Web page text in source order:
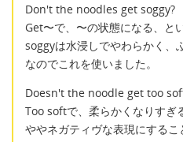
Don't the noodles get soggy?
Get〜で、〜の状態になる、と
soggyは水浸しでやわらかく、
なのでこれを使いました。
Doesn't the noodle get too
Too softで、柔らかくなりすぎ
ややネガティヴな表現にするこ